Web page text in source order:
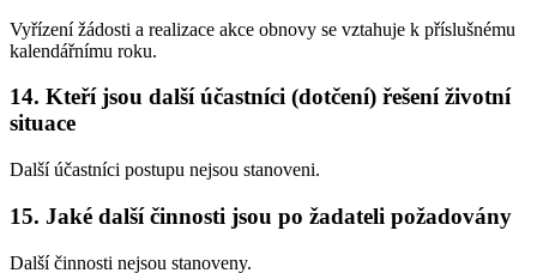
Vyřízení žádosti a realizace akce obnovy se vztahuje k příslušnému
kalendářnímu roku.
14. Kteří jsou další účastníci (dotčení) řešení životní
situace
Další účastníci postupu nejsou stanoveni.
15. Jaké další činnosti jsou po žadateli požadovány
Další činnosti nejsou stanoveny.